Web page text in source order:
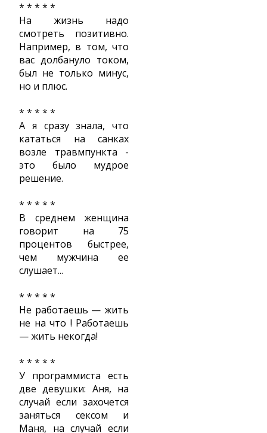
* * * * *
На жизнь надо
смотреть позитивно.
Например, в том, что
вас долбануло током,
был не только минус,
но и плюс.
* * * * *
А я сразу знала, что
кататься на санках
возле травмпункта -
это было мудрое
решение.
* * * * *
В среднем женщина
говорит на 75
процентов быстрее,
чем мужчина ее
слушает...
* * * * *
Не работаешь — жить
не на что ! Работаешь
— жить некогда!
* * * * *
У программиста есть
две девушки: Аня, на
случай если захочется
заняться сексом и
Маня, на случай если